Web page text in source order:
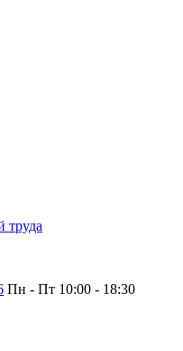
труда
Пн - Пт 10:00 - 18:30